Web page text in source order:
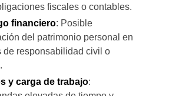
fiscales o contables.
financiero: Posible
del patrimonio personal en
de responsabilidad civil o
y carga de trabajo: